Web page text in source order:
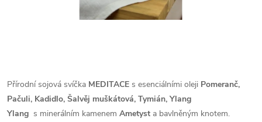
Přírodní sojová svíčka MEDITACE s esenciálními oleji Pomeranč,
Pačuli, Kadidlo, Šalvěj muškátová, Tymián, Ylang
Ylang s minerálním kamenem Ametyst a bavlněným knotem.